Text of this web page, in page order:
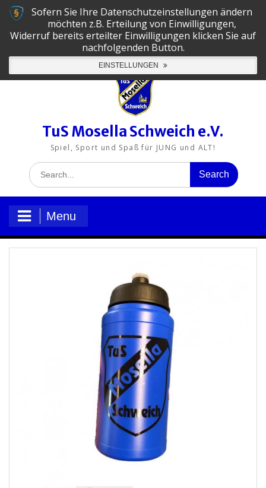
Skip
content
06502-5130 tus@mosella-schweich.de
TuS
Mosella
Schweich
Facebook
TuS
Mosella
Schweich
Instagram
TuS
Mosella
Schweich
e.V.
auf
YouTube
TuS
Mosella
Schweich
e.V.
auf
X
TuS
Mosella
Xing
TuS
Mosella
TuS Mosella Schweich e.V.
Spiel, Sport und Spaß für JUNG und ALT!
Search
for:
Menu
Sofern Sie Ihre Datenschutzeinstellungen ändern
möchten z.B. Erteilung von Einwilligungen,
Widerruf bereits erteilter Einwilligungen klicken Sie auf
nachfolgenden Button.
EINSTELLUNGEN